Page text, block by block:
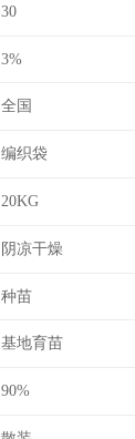
30
3%
全国
编织袋
20KG
阴凉干燥
种苗
基地育苗
90%